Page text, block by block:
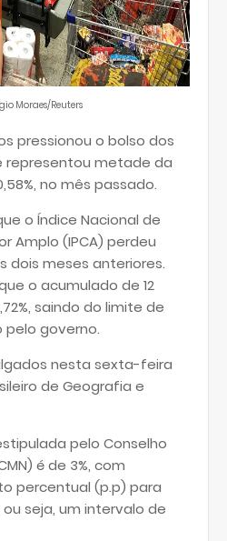
Moraes/Reuters
pressionou o bolso dos
representou metade da
no mês passado.
o Índice Nacional de
Amplo (IPCA) perdeu
dois meses anteriores.
o acumulado de 12
saindo do limite de
governo.
nesta sexta-feira
de Geografia e
pelo Conselho
é de 3%, com
percentual (p.p) para
seja, um intervalo de